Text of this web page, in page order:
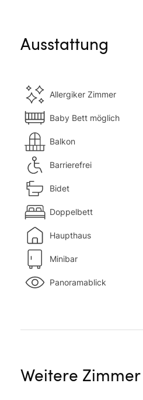
Ausstattung
Allergiker Zimmer
Baby Bett möglich
Balkon
Barrierefrei
Bidet
Doppelbett
Haupthaus
Minibar
Panoramablick
Weitere Zimmer